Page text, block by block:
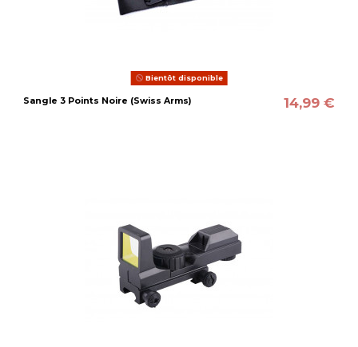
Bientôt disponible
Sangle 3 Points Noire (Swiss Arms) 14,99 €